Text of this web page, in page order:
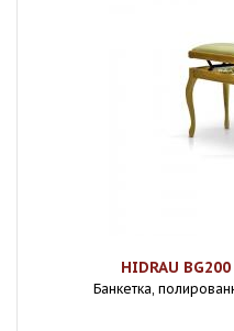
HIDRAU
Банкетка,